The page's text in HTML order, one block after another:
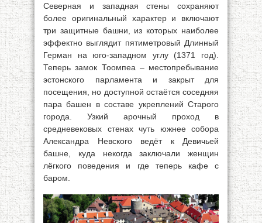
Северная и западная стены сохраняют
более оригинальный характер и включают
три защитные башни, из которых наиболее
эффектно выглядит пятиметровый Длинный
Герман на юго-западном углу (1371 год).
Теперь замок Тоомпеа – местопребывание
эстонского парламента и закрыт для
посещения, но доступной остаётся соседняя
пара башен в составе укреплений Старого
города. Узкий арочный проход в
средневековых стенах чуть южнее собора
Александра Невского ведёт к Девичьей
башне, куда некогда заключали женщин
лёгкого поведения и где теперь кафе с
баром.